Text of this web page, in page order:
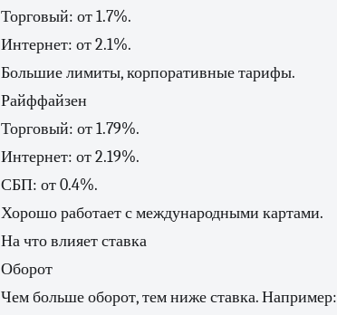
Торговый: от 1.7%.
Интернет: от 2.1%.
Большие лимиты, корпоративные тарифы.
Райффайзен
Торговый: от 1.79%.
Интернет: от 2.19%.
СБП: от 0.4%.
Хорошо работает с международными картами.
На что влияет ставка
Оборот
Чем больше оборот, тем ниже ставка. Например: